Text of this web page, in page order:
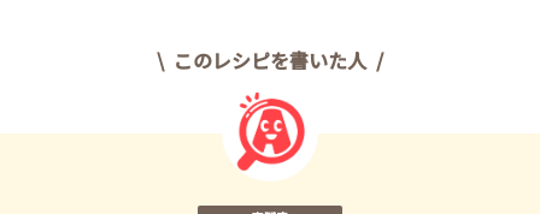
このレシピを書いた人